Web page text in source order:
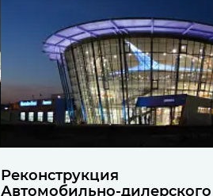
Реконструкция
Автомобильно-дилерского